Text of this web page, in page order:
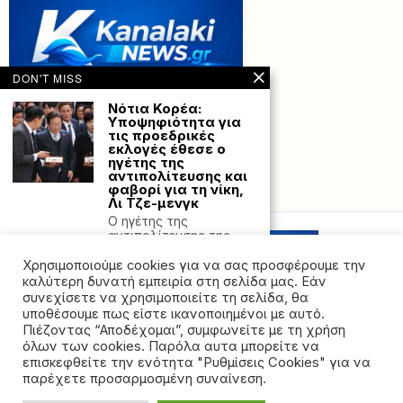
by Hostville”)
©2026 - All rights reserved. Απαγορεύεται ρητά η
αναδημοσίευση χωρίς προηγούμενη έγγραφη άδεια
Χρησιμοποιούμε cookies για να σας προσφέρουμε την
καλύτερη δυνατή εμπειρία στη σελίδα μας. Εάν
συνεχίσετε να χρησιμοποιείτε τη σελίδα, θα
υποθέσουμε πως είστε ικανοποιημένοι με αυτό.
Πιέζοντας “Αποδέχομαι”, συμφωνείτε με τη χρήση
όλων των cookies. Παρόλα αυτα μπορείτε να
επισκεφθείτε την ενότητα "Ρυθμίσεις Cookies" για να
παρέχετε προσαρμοσμένη συναίνεση.
DON'T MISS
Νότια Κορέα:
Υποψηφιότητα για
τις προεδρικές
εκλογές έθεσε ο
ηγέτης της
αντιπολίτευσης και
φαβορί για τη νίκη,
Λι Τζε-μενγκ
Ο ηγέτης της
αντιπολίτευσης της
μενγκ,
Περιβαλλοντική
Καταστροφή στις
Όχθες του Καλαμά:
Τοξικά Απόβλητα
και Σκουπίδια
Στο σημείο όπου
βρίσκεται ο ποταμός,